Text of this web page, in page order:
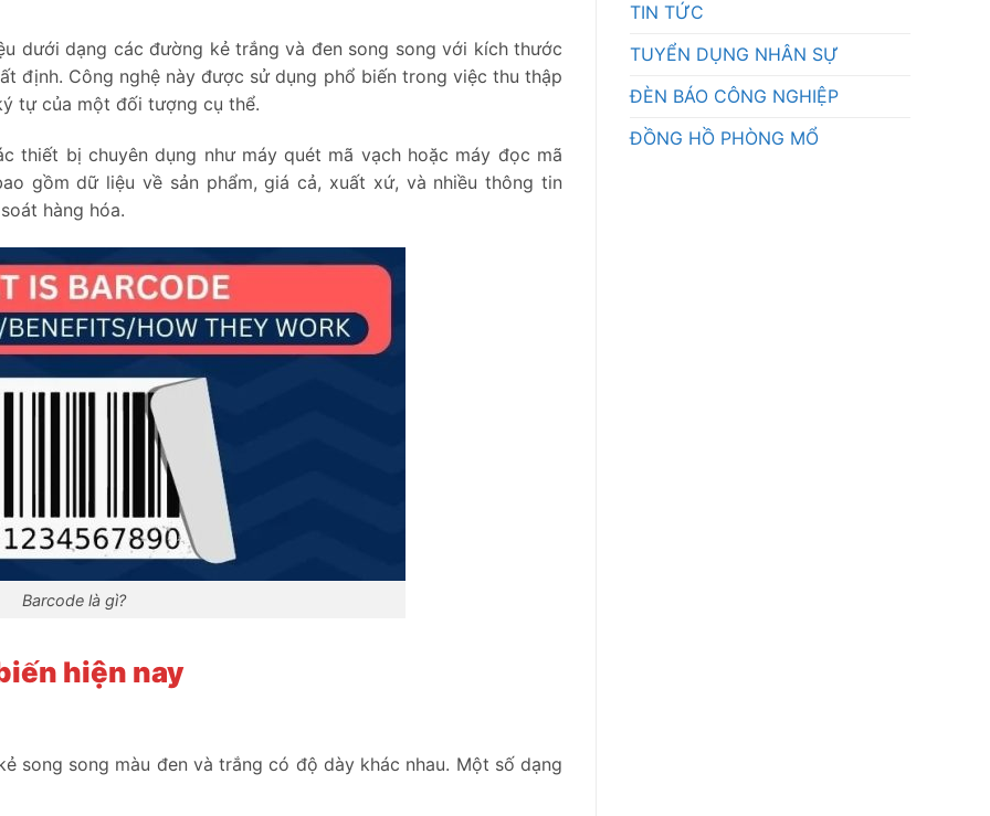
dưới dạng các đường kẻ trắng và đen song song với kích thước
định. Công nghệ này được sử dụng phổ biến trong việc thu thập
tự của một đối tượng cụ thể.
thiết bị chuyên dụng như máy quét mã vạch hoặc máy đọc mã
gồm dữ liệu về sản phẩm, giá cả, xuất xứ, và nhiều thông tin
hàng hóa.
Barcode là gì?
hiện nay
song song màu đen và trắng có độ dày khác nhau. Một số dạng
TIN TỨC
TUYỂN DỤNG NHÂN SỰ
ĐÈN BÁO CÔNG NGHIỆP
ĐỒNG HỒ PHÒNG MỔ